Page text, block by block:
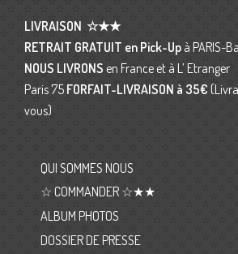
LIVRAISON ☆★★
RETRAIT GRATUIT en Pick-Up à PARIS-
NOUS LIVRONS en France et à L’ Etranger
Paris 75 FORFAIT-LIVRAISON à 35€
vous)
QUI SOMMES NOUS
☆ COMMANDER ☆★★
ALBUM PHOTOS
DOSSIER DE PRESSE